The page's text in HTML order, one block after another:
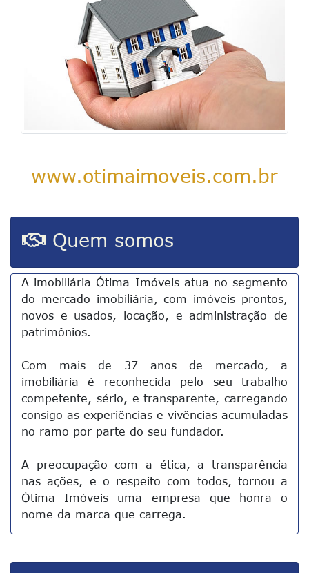
www.otimaimoveis.com.br
Quem somos
A imobiliária Ótima Imóveis atua no segmento
do mercado imobiliária, com imóveis prontos,
novos e usados, locação, e administração de
patrimônios.
Com mais de 37 anos de mercado, a
imobiliária é reconhecida pelo seu trabalho
competente, sério, e transparente, carregando
consigo as experiências e vivências acumuladas
no ramo por parte do seu fundador.
A preocupação com a ética, a transparência
nas ações, e o respeito com todos, tornou a
Ótima Imóveis uma empresa que honra o
nome da marca que carrega.